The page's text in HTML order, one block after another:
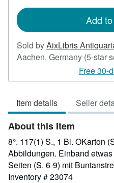
Add
Sold byAixLibris
Aachen, Germany (5-star
Free 30-
Item details Seller
About this Item
8°. 117(1) S., 1 Bl. OKarton
Abbildungen. Einband
Seiten (S. 6-9) mit
Inventory # 23074